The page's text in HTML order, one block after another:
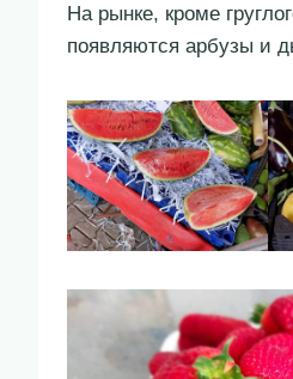
На рынке, кроме
появляются арбузы и